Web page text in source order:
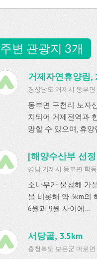
주변 관광지 3개
거제자연휴양림,
경상남도 거제시 동부
동부면 구천리 노자
치되어 거제전역과
망할 수 있으며, 휴양
[해양수산부 선
경남 거제시 동부면 학
소나무가 울창해 가
을 비롯해 약 3km의
6월과 9월 사이에...
서당골, 3.5km
충청북도 보은군 마로